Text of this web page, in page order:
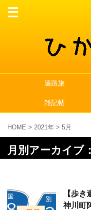
遍路旅
雑記帖
HOME > 2021年 > 5月
月別アーカイブ
【歩
神川町